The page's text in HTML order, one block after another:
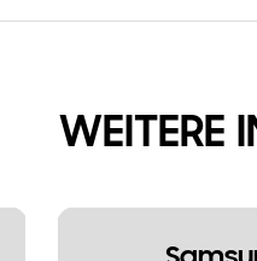
WEITERE